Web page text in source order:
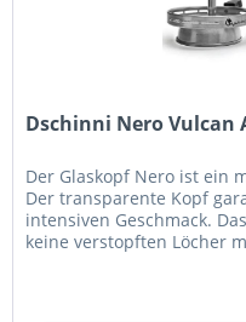
Dschinni Nero Vulcan
Der Glaskopf Nero ist ein
Der transparente Kopf
intensiven Geschmack.
keine verstopften Löcher